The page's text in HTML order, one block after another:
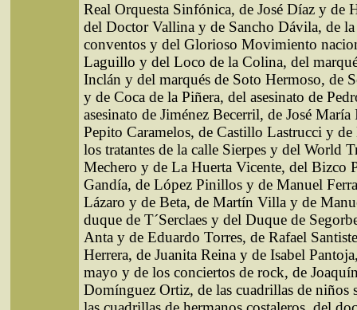
Real Orquesta Sinfónica, de José Díaz y de
del Doctor Vallina y de Sancho Dávila, de la
conventos y del Glorioso Movimiento
Laguillo y del Loco de la Colina, del
Inclán y del marqués de Soto Hermoso, de
y de Coca de la Piñera, del asesinato de
asesinato de Jiménez Becerril, de José
Pepito Caramelos, de Castillo Lastrucci y de
los tratantes de la calle Sierpes y del World
Mechero y de La Huerta Vicente, del Bizco
Gandía, de López Pinillos y de Manuel
Lázaro y de Beta, de Martín Villa y de
duque de T´Serclaes y del Duque de
Anta y de Eduardo Torres, de Rafael
Herrera, de Juanita Reina y de Isabel
mayo y de los conciertos de rock, de
Domínguez Ortiz, de las cuadrillas de niños